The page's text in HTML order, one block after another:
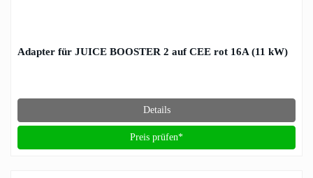
Adapter für JUICE BOOSTER 2 auf CEE rot 16A (11 kW)
Details
Preis prüfen*